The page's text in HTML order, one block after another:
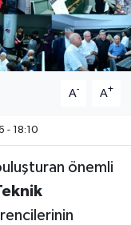
A- A+
- 18:10
önemli